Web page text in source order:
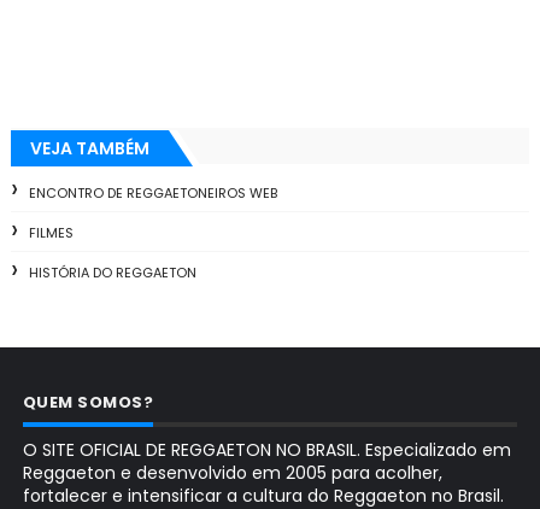
VEJA TAMBÉM
ENCONTRO DE REGGAETONEIROS WEB
FILMES
HISTÓRIA DO REGGAETON
QUEM SOMOS?
O SITE OFICIAL DE REGGAETON NO BRASIL. Especializado em
Reggaeton e desenvolvido em 2005 para acolher,
fortalecer e intensificar a cultura do Reggaeton no Brasil.